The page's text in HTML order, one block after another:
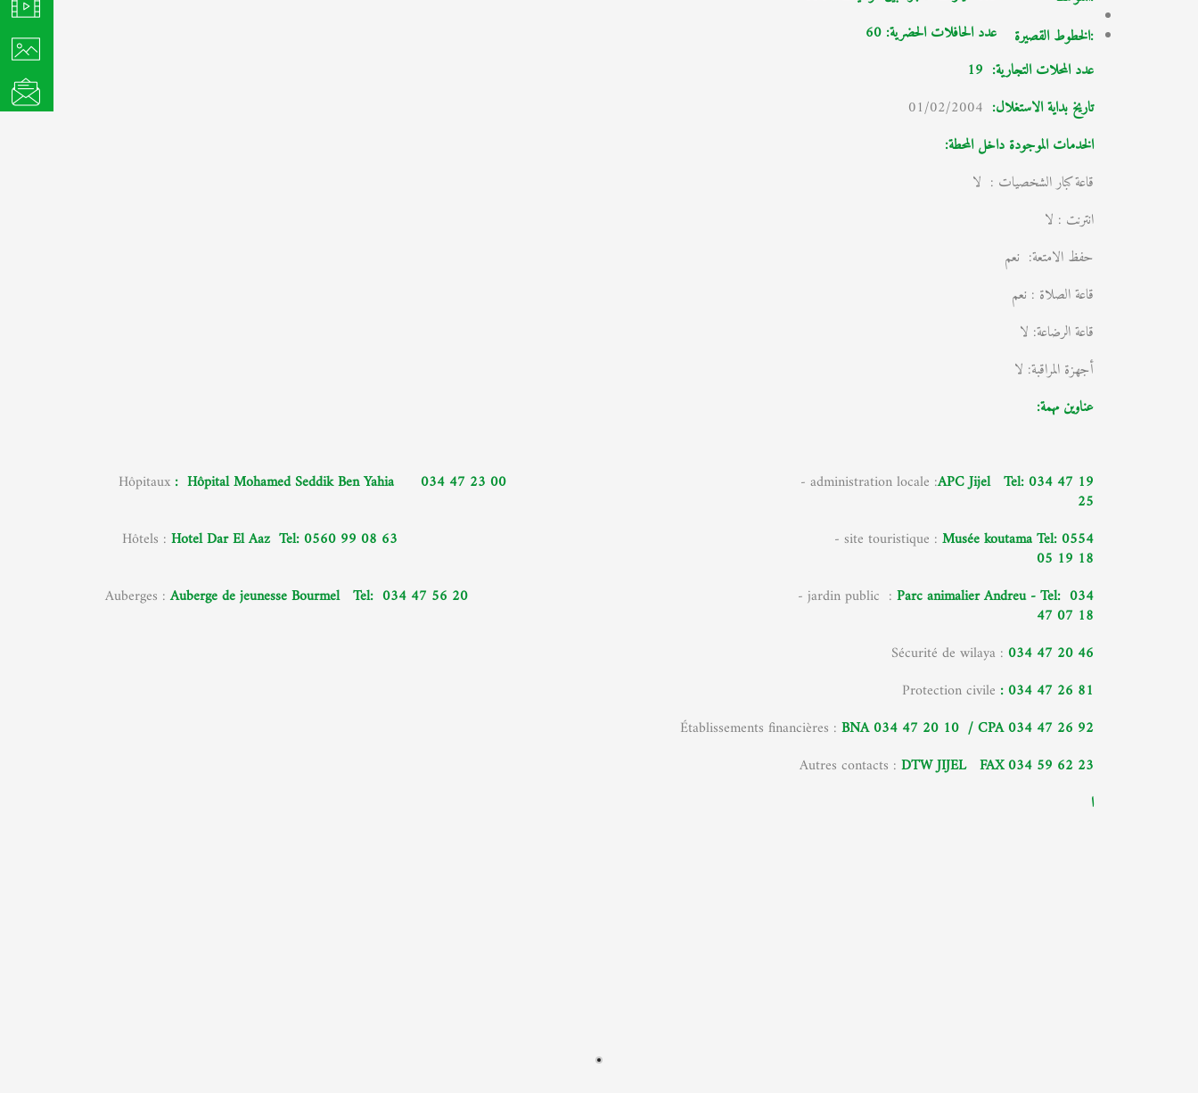
:الخطوط القصيرة
عدد الحافلات الحضرية: 60
عدد المحلات التجارية: 19
تاريخ بداية الاستغلال:
01/02/2004
الخدمات الموجودة داخل المحطة:
قاعة كبار الشخصيات : لا
انترنت : لا
حفظ الامتعة: نعم
قاعة الصلاة : نعم
قاعة الرضاعة: لا
أجهزة المراقبة: لا
عناوين مهمة:
Hôpitaux : Hôpital Mohamed Seddik Ben Yahia 034 47 23 00 - administration locale :APC Jijel Tel: 034 47 19
25
Hôtels : Hotel Dar El Aaz Tel:0560 99 08 63 - site touristique : Musée koutama Tel: 0554
05 19 18
Auberges :Auberge de jeunesse Bourmel Tel: 034 47 56 20 - jardin public : Parc animalier Andreu - Tel: 034
47 07 18
Sécurité de wilaya : 034 47 20 46
Protection civile : 034 47 26 81
Établissements financières : BNA 034 47 20 10 / CPA 034 47 26 92
Autres contacts : DTW JIJEL FAX 034 59 62 23
ا